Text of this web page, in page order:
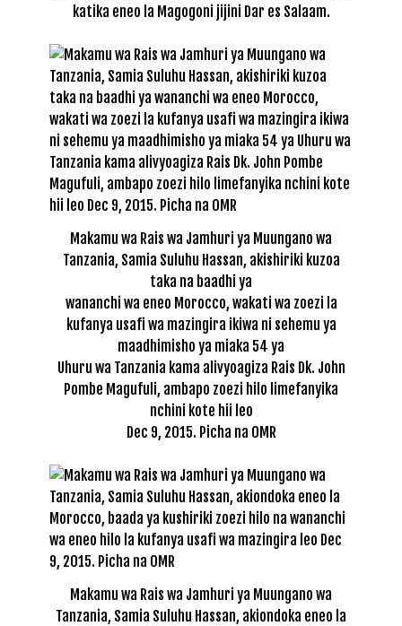
katika eneo la Magogoni jijini Dar es Salaam.
Makamu wa Rais wa Jamhuri ya Muungano wa
Tanzania, Samia Suluhu Hassan, akishiriki kuzoa
taka na baadhi ya
wananchi wa eneo Morocco, wakati wa zoezi la
kufanya usafi wa mazingira ikiwa ni sehemu ya
maadhimisho ya miaka 54 ya
Uhuru wa Tanzania kama alivyoagiza Rais Dk. John
Pombe Magufuli, ambapo zoezi hilo limefanyika
nchini kote hii leo
Dec 9, 2015. Picha na OMR
Makamu wa Rais wa Jamhuri ya Muungano wa
Tanzania, Samia Suluhu Hassan, akiondoka eneo la